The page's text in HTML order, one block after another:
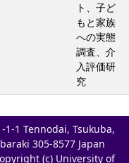
ト、子ど
もと家族
への実態
調査、介
入評価研
究
1-1 Tennodai, Tsukuba,
305-8577 Japan
(c) University of